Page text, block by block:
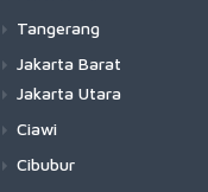
Tangerang
Jakarta Barat
Jakarta Utara
Ciawi
Cibubur